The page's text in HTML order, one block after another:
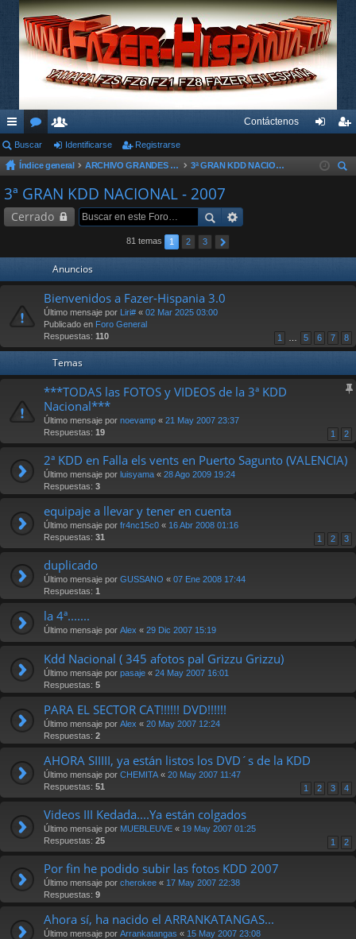
nl
ac
es
rá
or
os
su
ari
os
Contáctenos
nti ist
Buscar Identificarse Registrarse
Índice general ARCHIVO GRANDES KDD´s Y OTROS EVENTOS
3ª GRAN KDD NACIONAL - 2007
3ª GRAN KDD NACIONAL - 2007
Cerrado
81 temas 1 2 3
Anuncios
Bienvenidos a Fazer-Hispania 3.0
Último mensaje por Liri# « 02 Mar 2025 03:00
Publicado en Foro General
Respuestas: 110 1 5 6 7 8
Temas
***TODAS las FOTOS y VIDEOS de la 3ª KDD
Nacional***
Último mensaje por noevamp « 21 May 2007 23:37
Respuestas: 19 1 2
2ª KDD en Falla els vents en Puerto Sagunto (VALENCIA)
Último mensaje por luisyama « 28 Ago 2009 19:24
Respuestas: 3
equipaje a llevar y tener en cuenta
Último mensaje por fr4nc15c0 « 16 Abr 2008 01:16
Respuestas: 31 1 2 3
duplicado
Último mensaje por GUSSANO « 07 Ene 2008 17:44
Respuestas: 1
la 4ª.......
Último mensaje por Alex « 29 Dic 2007 15:19
Kdd Nacional ( 345 afotos pal Grizzu Grizzu)
Último mensaje por pasaje « 24 May 2007 16:01
Respuestas: 5
PARA EL SECTOR CAT!!!!!! DVD!!!!!!
Último mensaje por Alex « 20 May 2007 12:24
Respuestas: 2
AHORA SIIIII, ya están listos los DVD´s de la KDD
Último mensaje por CHEMITA « 20 May 2007 11:47
Respuestas: 51 1 2 3 4
Videos III Kedada....Ya están colgados
Último mensaje por MUEBLEUVE « 19 May 2007 01:25
Respuestas: 25 1 2
Por fin he podido subir las fotos KDD 2007
Último mensaje por cherokee « 17 May 2007 22:38
Respuestas: 9
Ahora sí, ha nacido el ARRANKATANGAS...
Último mensaje por Arrankatangas « 15 May 2007 23:08